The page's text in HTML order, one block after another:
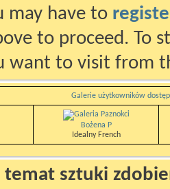
may have to
to proceed. To
want to visit from
Galerie użytkowników
Bożena P
Idealny French
temat sztuki